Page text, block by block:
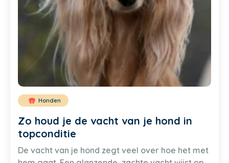
Honden
Zo houd je de vacht van je hond in
topconditie
De vacht van je hond zegt veel over hoe het met